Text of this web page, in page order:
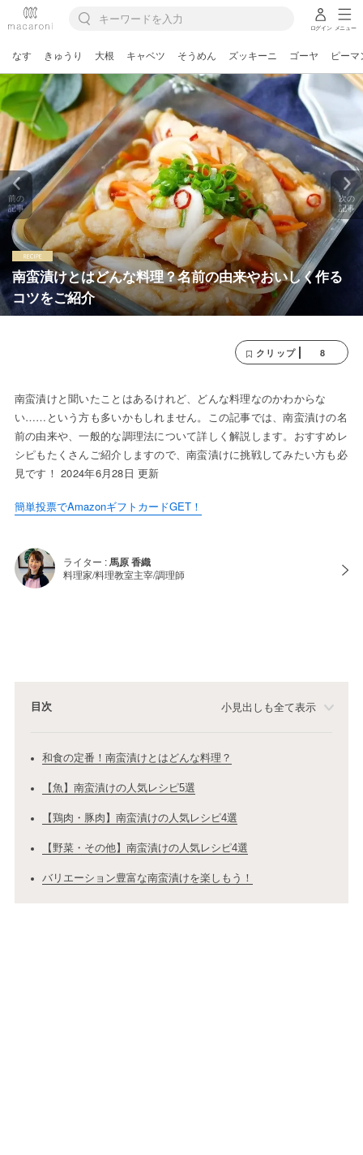
ログイン メニュー
なす きゅうり 大根 キャベツ そうめん ズッキーニ ゴーヤ ピーマ
南蛮漬けとはどんな料理？名前の由来やおいしく作る
コツをご紹介
前の
記事
次の
記事
クリップ 8
南蛮漬けと聞いたことはあるけれど、どんな料理なのかわからな
い……という方も多いかもしれません。この記事では、南蛮漬けの名
前の由来や、一般的な調理法について詳しく解説します。おすすめレ
シピもたくさんご紹介しますので、南蛮漬けに挑戦してみたい方も必
見です！ 2024年6月28日 更新
簡単投票でAmazonギフトカードGET！
ライター :馬原 香織
料理家/料理教室主宰/調理師
目次 小見出しも全て表示
和食の定番！南蛮漬けとはどんな料理？
【魚】南蛮漬けの人気レシピ5選
【鶏肉・豚肉】南蛮漬けの人気レシピ4選
【野菜・その他】南蛮漬けの人気レシピ4選
バリエーション豊富な南蛮漬けを楽しもう！